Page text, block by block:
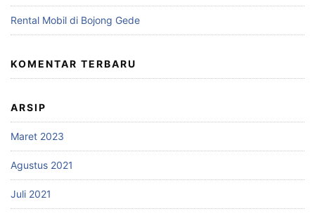
Rental Mobil di Bojong Gede
KOMENTAR TERBARU
ARSIP
Maret 2023
Agustus 2021
Juli 2021